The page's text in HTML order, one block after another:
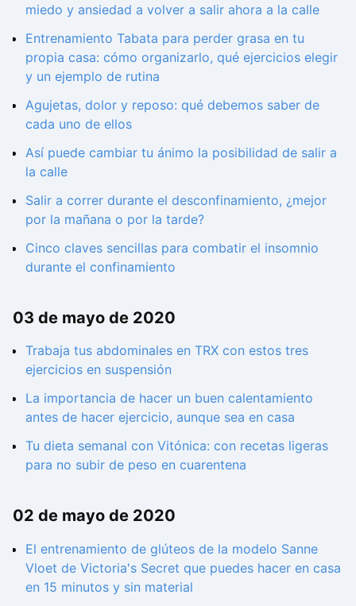
miedo y ansiedad a volver a salir ahora a la calle
Entrenamiento Tabata para perder grasa en tu
propia casa: cómo organizarlo, qué ejercicios elegir
y un ejemplo de rutina
Agujetas, dolor y reposo: qué debemos saber de
cada uno de ellos
Así puede cambiar tu ánimo la posibilidad de salir a
la calle
Salir a correr durante el desconfinamiento, ¿mejor
por la mañana o por la tarde?
Cinco claves sencillas para combatir el insomnio
durante el confinamiento
03 de mayo de 2020
Trabaja tus abdominales en TRX con estos tres
ejercicios en suspensión
La importancia de hacer un buen calentamiento
antes de hacer ejercicio, aunque sea en casa
Tu dieta semanal con Vitónica: con recetas ligeras
para no subir de peso en cuarentena
02 de mayo de 2020
El entrenamiento de glúteos de la modelo Sanne
Vloet de Victoria's Secret que puedes hacer en casa
en 15 minutos y sin material